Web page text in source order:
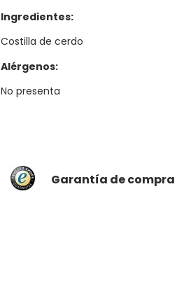
Ingredientes:
Costilla de cerdo
Alérgenos:
No presenta
Garantía de compra